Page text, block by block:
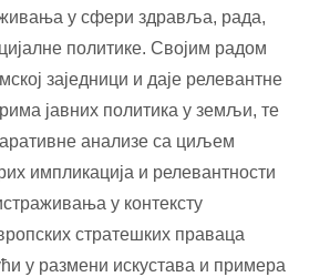
у сфери здравља, рада,
политике. Својим радом
заједници и даје релевантне
јавних политика у земљи, те
анализе са циљем
импликација и релевантности
у контексту
стратешких праваца
у размени искустава и примера